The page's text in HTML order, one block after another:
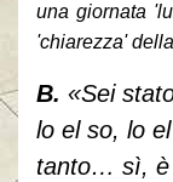
una giornata
'chiarezza'
B. «Sei
lo el so, lo
tanto… sì, è